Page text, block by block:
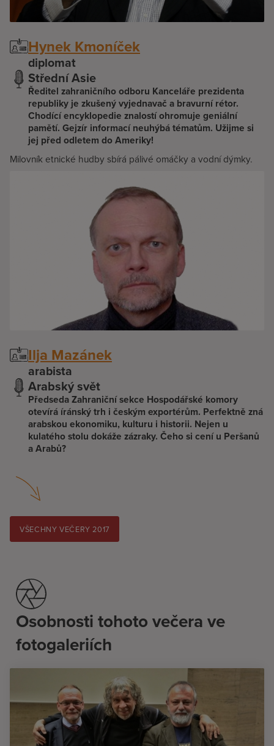
Hynek Kmoníček
diplomat
Střední Asie
Ředitel zahraničního odboru Kanceláře prezidenta
republiky je zkušený vyjednavač a bravurní rétor.
Chodící encyklopedie znalostí ohromuje geniální
pamětí. Gejzír informací neuhýbá tématům. Užijme si
jej před odletem do Ameriky!
Milovník etnické hudby sbírá pálivé omáčky a vodní dýmky.
Ilja Mazánek
arabista
Arabský svět
Předseda Zahraniční sekce Hospodářské komory
otevírá íránský trh i českým exportérům. Perfektně zná
arabskou ekonomiku, kulturu i historii. Nejen u
kulatého stolu dokáže zázraky. Čeho si cení u Peršanů
a Arabů?
VŠECHNY VEČERY 2017
Osobnosti tohoto večera ve
fotogaleriích